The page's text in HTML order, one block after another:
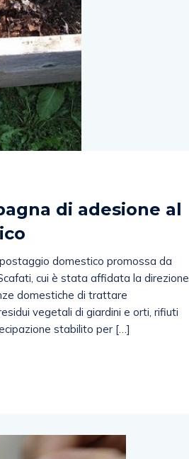
di adesione al
domestico promossa da
cui è stata affidata la direzione
domestiche di trattare
vegetali di giardini e orti, rifiuti
stabilito per […]